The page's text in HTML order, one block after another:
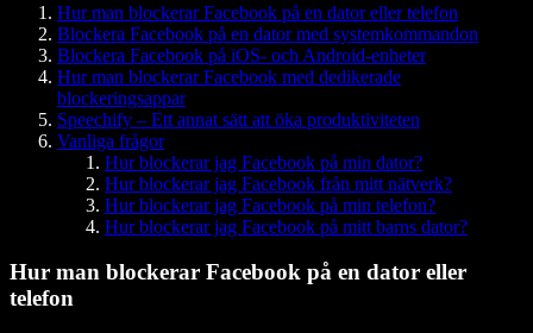
Hur man blockerar Facebook på en dator eller telefon
Blockera Facebook på en dator med systemkommandon
Blockera Facebook på iOS- och Android-enheter
Hur man blockerar Facebook med dedikerade
blockeringsappar
Speechify – Ett annat sätt att öka produktiviteten
Vanliga frågor
Hur blockerar jag Facebook på min dator?
Hur blockerar jag Facebook från mitt nätverk?
Hur blockerar jag Facebook på min telefon?
Hur blockerar jag Facebook på mitt barns dator?
Hur man blockerar Facebook på en dator eller
telefon